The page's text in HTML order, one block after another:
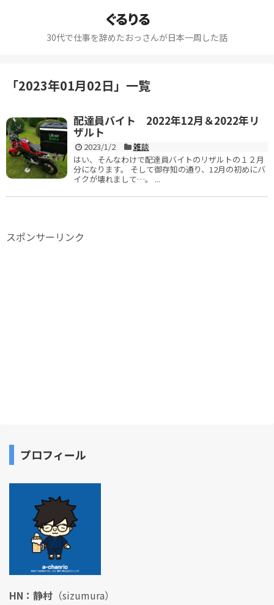
ぐるりる
30代で仕事を辞めたおっさんが日本一周した話
「2023年01月02日」 一覧
配達員バイト 2022年12月＆2022年リ
ザルト
2023/1/2
雑談
はい、そんなわけで配達員バイトのリザルトの１２月
分になります。 そして御存知の通り、12月の初めにバ
イクが壊れまして…。 ...
スポンサーリンク
プロフィール
HN：静村 （sizumura）